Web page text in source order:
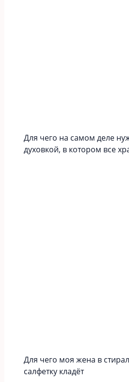
Для чего на самом деле
духовкой, в котором все
Для чего моя жена в
салфетку кладёт